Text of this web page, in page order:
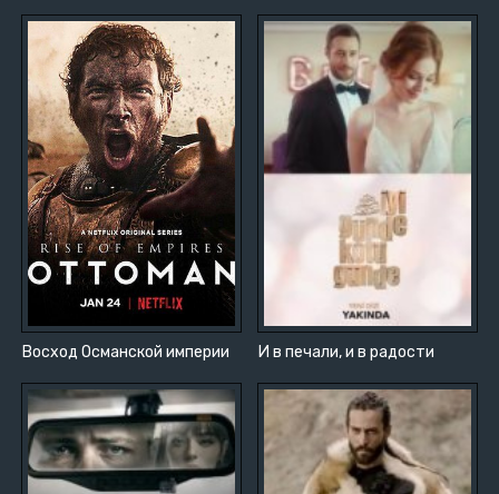
Восход Османской империи И в печали, и в радости